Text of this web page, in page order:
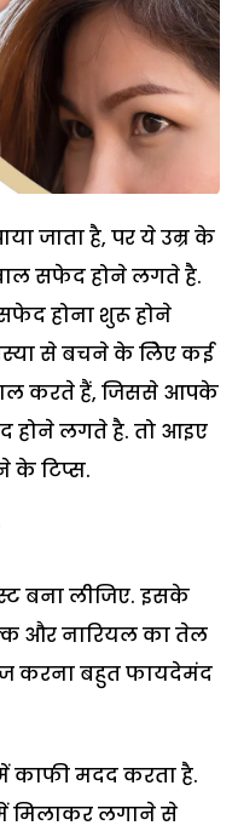
जाता है, पर ये उम्र के
सफेद होने लगते है.
होना शुरू होने
से बचने के लिेए कई
करते हैं, जिससे आपके
होने लगते है. तो आइए
के टिप्स.
बना लीजिए. इसके
और नारियल का तेल
करना बहुत फायदेमंद
काफी मदद करता है.
मिलाकर लगाने से